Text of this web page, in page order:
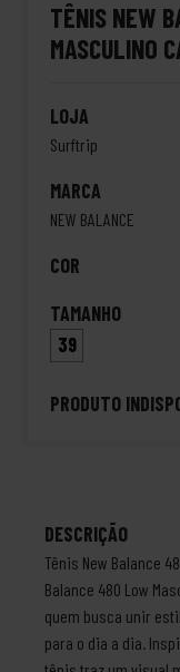
TÊNIS NEW
MASCULINO
LOJA
Surftrip
MARCA
NEW BALANCE
COR
TAMANHO
39
PRODUTO
DESCRIÇÃO
Tênis New Balance
Balance 480 Low
quem busca unir
para o dia a dia.